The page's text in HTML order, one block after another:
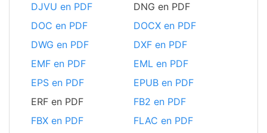
DJVU en PDF
DNG en PDF
DOC en PDF
DOCX en PDF
DWG en PDF
DXF en PDF
EMF en PDF
EML en PDF
EPS en PDF
EPUB en PDF
ERF en PDF
FB2 en PDF
FBX en PDF
FLAC en PDF